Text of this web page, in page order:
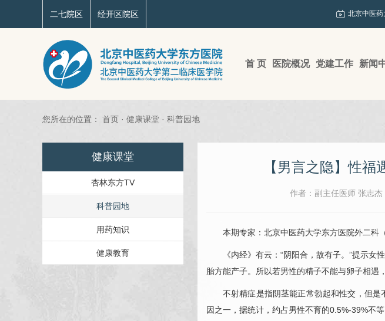
二七院区 经开区院区 北京中医
首 页 医院概况 党建工作 新闻
您所在的位置： 首页 · 健康课堂 · 科普园地
健康课堂
杏林东方TV
科普园地
用药知识
健康教育
【男言之隐】性福
作者：副主任医师 张志杰
本期专家：北京中医药大学东方医院外二科
《内经》有云：“阴阳合，故有子。”提示
胎方能产子。所以若男性的精子不能与卵子相遇
不射精症是指阴茎能正常勃起和性交，但
因之一，据统计，约占男性不育的0.5%-39%不